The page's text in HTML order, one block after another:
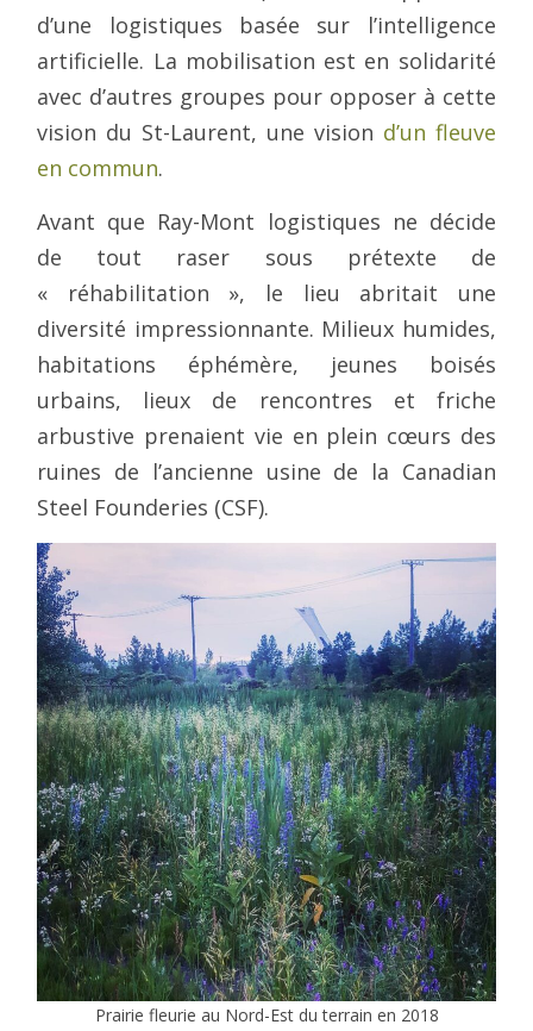
d’une logistiques basée sur l’intelligence
artificielle. La mobilisation est en solidarité
avec d’autres groupes pour opposer à cette
vision du St-Laurent, une vision d’un fleuve
en commun.
Avant que Ray-Mont logistiques ne décide
de tout raser sous prétexte de
« réhabilitation », le lieu abritait une
diversité impressionnante. Milieux humides,
habitations éphémère, jeunes boisés
urbains, lieux de rencontres et friche
arbustive prenaient vie en plein cœurs des
ruines de l’ancienne usine de la Canadian
Steel Founderies (CSF).
Prairie fleurie au Nord-Est du terrain en 2018